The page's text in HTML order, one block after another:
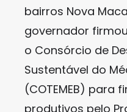
bairros Nova
governador
o Consórcio de
Sustentável do
(COTEMEB) para
produtivos pelo